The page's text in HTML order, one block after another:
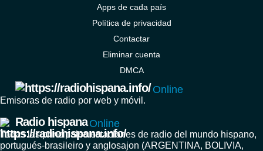
Apps de cada país
Política de privacidad
Contactar
Eliminar cuenta
DMCA
Online
Emisoras de radio por web y móvil.
Radio hispana Online
Todas las principales estaciones de radio del mundo hispano,
portugués-brasileiro y anglosajon (ARGENTINA, BOLIVIA,